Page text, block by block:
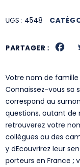
UGS : 4548
PARTAGER :
Votre nom de
Connaissez-vous sa
correspond au
questions, autant de
retrouverez votre
collègues ou des
y dEcouvrirez leur
porteurs en France ;